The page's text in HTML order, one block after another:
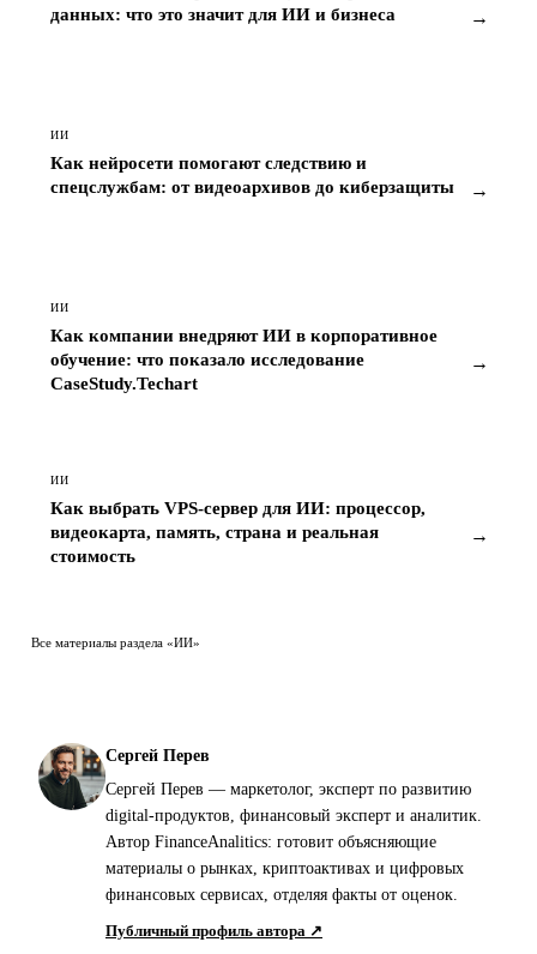
Как нейросети помогают следствию и
спецслужбам: от видеоархивов до киберзащиты
Как компании внедряют ИИ в корпоративное
обучение: что показало исследование
CaseStudy.Techart
Как выбрать VPS-сервер для ИИ: процессор,
видеокарта, память, страна и реальная
стоимость
Сергей Перев — маркетолог, эксперт по развитию
digital-продуктов, финансовый эксперт и аналитик.
Автор FinanceAnalitics: готовит объясняющие
материалы о рынках, криптоактивах и цифровых
финансовых сервисах, отделяя факты от оценок.
Публичный профиль автора ↗